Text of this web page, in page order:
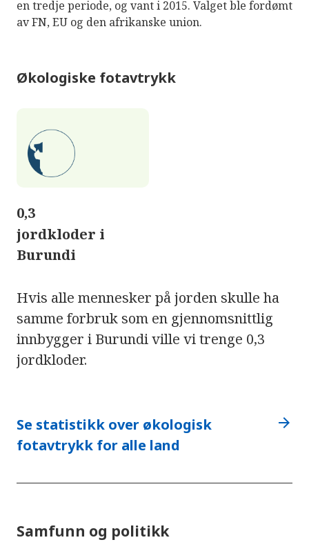
en tredje periode, og vant i 2015. Valget ble fordømt
av FN, EU og den afrikanske union.
Økologiske fotavtrykk
0,3
jordkloder i
Burundi
Hvis alle mennesker på jorden skulle ha
samme forbruk som en gjennomsnittlig
innbygger i Burundi ville vi trenge 0,3
jordkloder.
Se statistikk over økologisk
fotavtrykk for alle land
arrow_forward
Samfunn og politikk